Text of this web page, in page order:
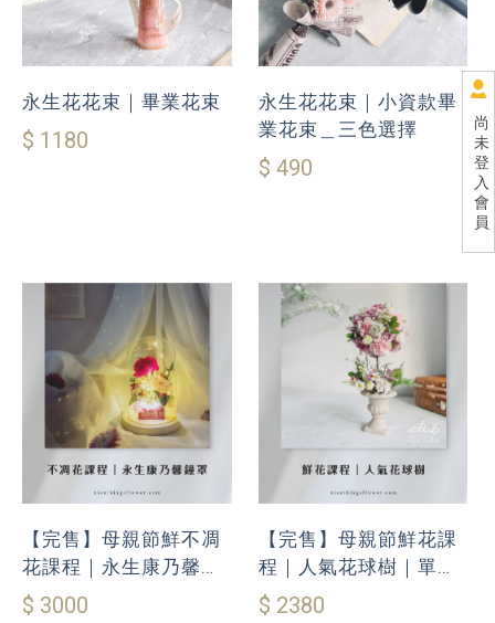
尚
未
登
入
會
員
永生花花束｜畢業花束
$ 1180
永生花花束｜小資款畢
業花束＿三色選擇
$ 490
【完售】母親節鮮不凋
花課程｜永生康乃馨玻
璃鐘罩｜單人9折優惠
$ 3000
【完售】母親節鮮花課
程｜人氣花球樹｜單人
9折優惠
$ 2380